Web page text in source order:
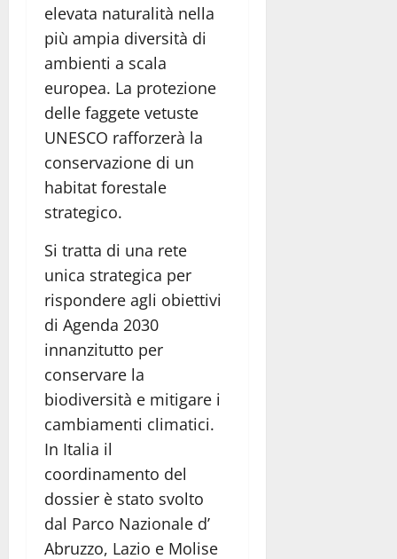
elevata naturalità nella
più ampia diversità di
ambienti a scala
europea. La protezione
delle faggete vetuste
UNESCO rafforzerà la
conservazione di un
habitat forestale
strategico.
Si tratta di una rete
unica strategica per
rispondere agli obiettivi
di Agenda 2030
innanzitutto per
conservare la
biodiversità e mitigare i
cambiamenti climatici.
In Italia il
coordinamento del
dossier è stato svolto
dal Parco Nazionale d’
Abruzzo, Lazio e Molise